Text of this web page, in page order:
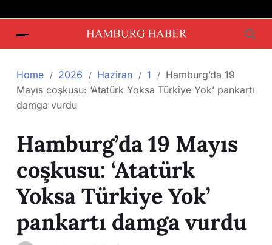
Home 2026 Haziran 1
Hamburg’da 19
Mayıs coşkusu: ‘Atatürk Yoksa Türkiye Yok’ pankartı
damga vurdu
Hamburg’da 19 Mayıs
coşkusu: ‘Atatürk
Yoksa Türkiye Yok’
pankartı damga vurdu